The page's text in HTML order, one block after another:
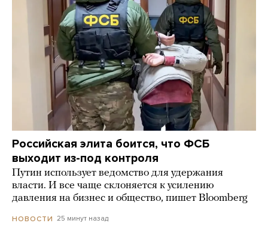
Российская элита боится, что ФСБ
выходит из-под контроля
Путин использует ведомство для удержания
власти. И все чаще склоняется к усилению
давления на бизнес и общество, пишет Bloomberg
НОВОСТИ 25 минут назад